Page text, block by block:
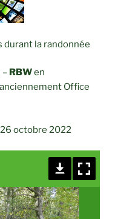
durant la randonnée
– RBWen
Office
26 octobre 2022